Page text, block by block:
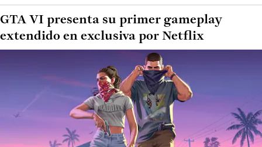
GTA VI presenta su primer gameplay
extendido en exclusiva por Netflix